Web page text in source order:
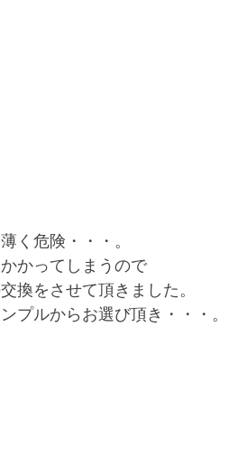
く危険・・・。
かってしまうので
換をさせて頂きました。
プルからお選び頂き・・・。